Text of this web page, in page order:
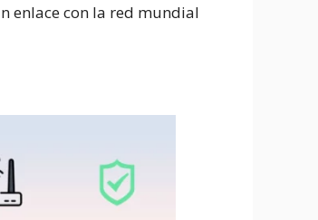
enlace con la red mundial